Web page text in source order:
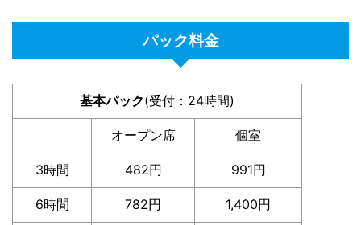
パック料金
基本パック(受付：24時間)
オープン席 個室
3時間 482円 991円
6時間 782円 1,400円